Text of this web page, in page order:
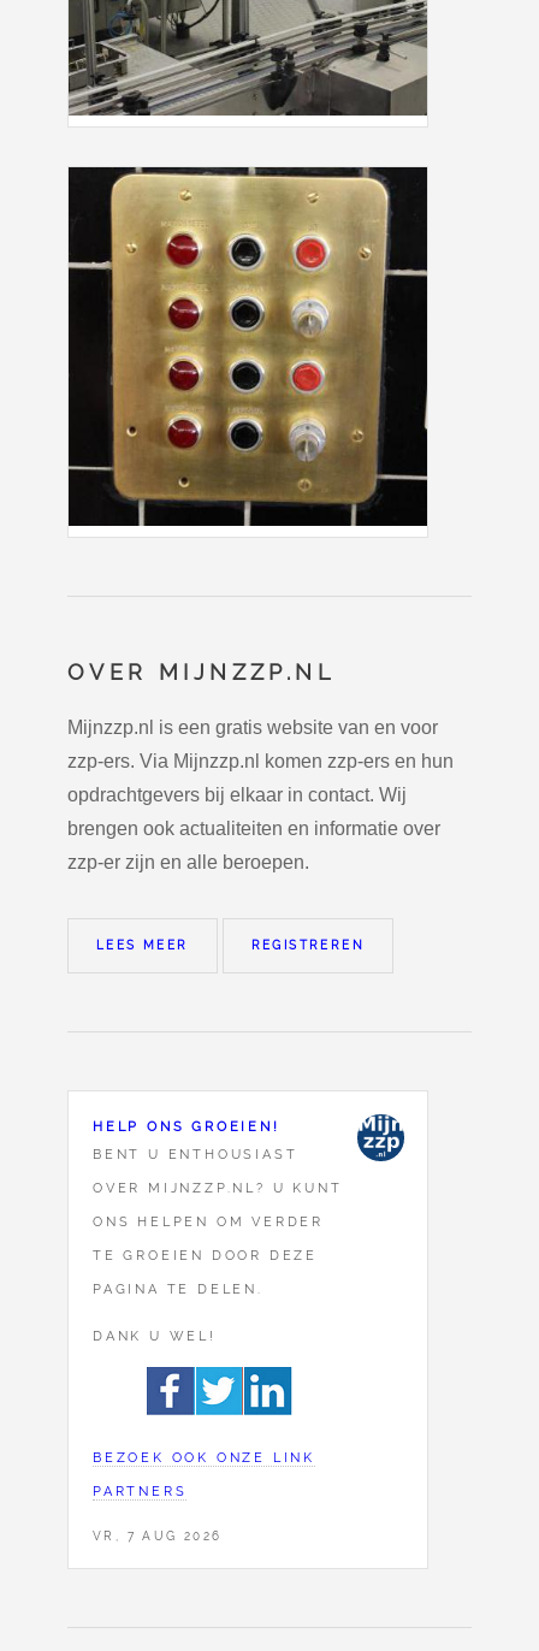
OVER MIJNZZP.NL
Mijnzzp.nl is een gratis website van en voor
zzp-ers. Via Mijnzzp.nl komen zzp-ers en hun
opdrachtgevers bij elkaar in contact. Wij
brengen ook actualiteiten en informatie over
zzp-er zijn en alle beroepen.
LEES MEER REGISTREREN
HELP ONS GROEIEN!
BENT U ENTHOUSIAST
OVER MIJNZZP.NL? U KUNT
ONS HELPEN OM VERDER
TE GROEIEN DOOR DEZE
PAGINA TE DELEN.
DANK U WEL!
BEZOEK OOK ONZE LINK
PARTNERS
VR, 7 AUG 2026